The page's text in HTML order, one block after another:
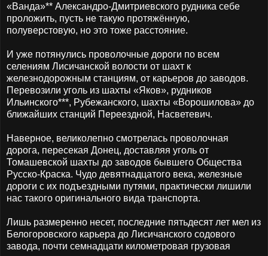
«Ванда»** Александро-Дмитриевского рудника себе
проложить, пусть не такую протяжённую,
полуверстовую, но это тоже расстояние.
И уже потянулись проволочные дороги по всем
селениям Лисичанской волости от шахт к
железнодорожным станциям, от карьеров до заводов.
Перевозили уголь из шахты «Яков», рудников
Ильинского***, Рубежанского, шахты «Ворошилова» до
ближайших станций Переездной, Насветевич.
Наверное, великолепно смотрелась проволочная
дорога, пересекая Донец, доставляя уголь от
Томашевской шахты до заводов бывшего Общества
Русско-Краска. Чудо девятнадцатого века, железные
дороги с их подъездными путями, практически лишили
нас такого оригинального вида транспорта.
Лишь размеренно несет, последние пятьдесят лет мел из
Белогоровского карьера до Лисичанского содового
завода, почти семнадцати километровая грузовая